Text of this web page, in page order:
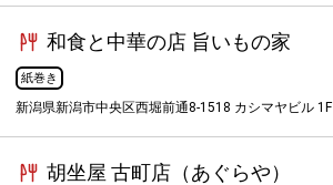
和食と中華の店 旨いもの家
紙巻き
新潟県新潟市中央区西堀前通8-1518 カシマヤビル 1F
胡坐屋 古町店（あぐらや）